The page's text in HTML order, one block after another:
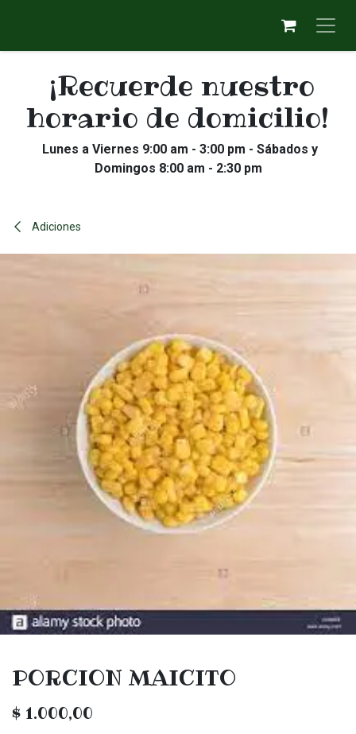
¡Recuerde nuestro
horario de domicilio!
Lunes a Viernes 9:00 am - 3:00 pm - Sábados y
Domingos 8:00 am - 2:30 pm
Adiciones
PORCION MAICITO
$ 1.000,00